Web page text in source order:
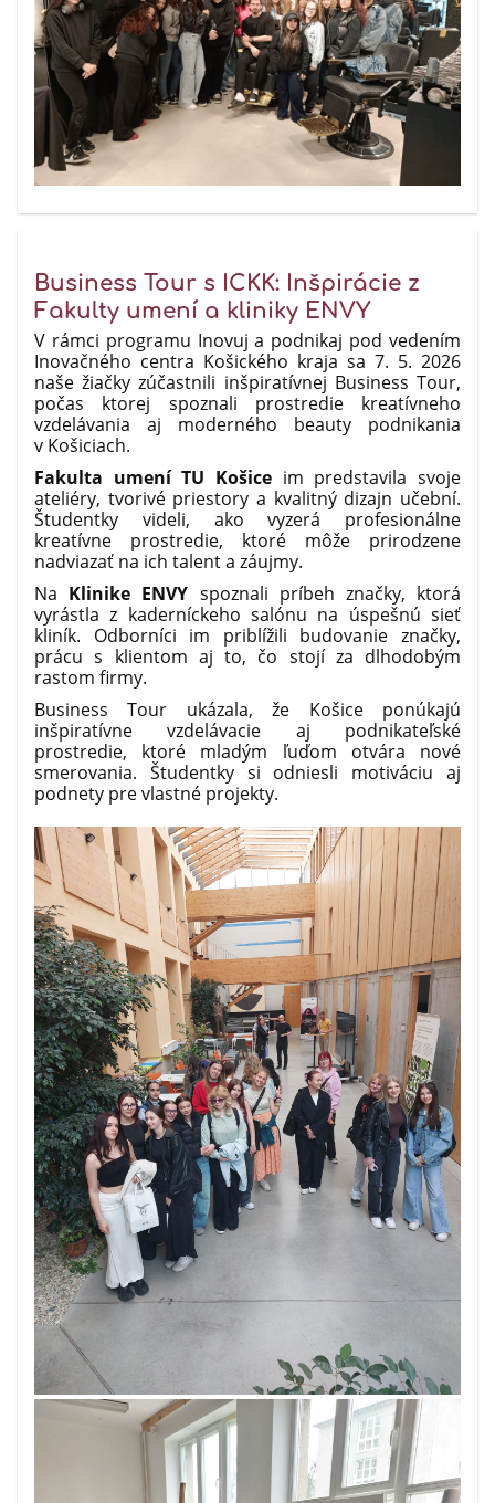
Business Tour s ICKK: Inšpirácie z
Fakulty umení a kliniky ENVY
V rámci programu Inovuj a podnikaj pod vedením
Inovačného centra Košického kraja sa 7. 5. 2026
naše žiačky zúčastnili inšpiratívnej Business Tour,
počas ktorej spoznali prostredie kreatívneho
vzdelávania aj moderného beauty podnikania
v Košiciach.
Fakulta umení TU Košice im predstavila svoje
ateliéry, tvorivé priestory a kvalitný dizajn učební.
Študentky videli, ako vyzerá profesionálne
kreatívne prostredie, ktoré môže prirodzene
nadviazať na ich talent a záujmy.
Na Klinike ENVY spoznali príbeh značky, ktorá
vyrástla z kaderníckeho salónu na úspešnú sieť
kliník. Odborníci im priblížili budovanie značky,
prácu s klientom aj to, čo stojí za dlhodobým
rastom firmy.
Business Tour ukázala, že Košice ponúkajú
inšpiratívne vzdelávacie aj podnikateľské
prostredie, ktoré mladým ľuďom otvára nové
smerovania. Študentky si odniesli motiváciu aj
podnety pre vlastné projekty.